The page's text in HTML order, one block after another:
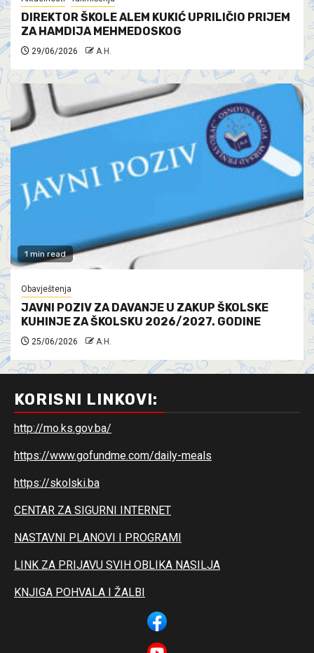
DIREKTOR ŠKOLE ALEM KUKIĆ UPRILIČIO PRIJEM
ZA HAMDIJA MEHMEDOSKOG
29/06/2026 A.H.
1 min read
Obavještenja
JAVNI POZIV ZA DAVANJE U ZAKUP ŠKOLSKE
KUHINJE ZA ŠKOLSKU 2026/2027. GODINE
25/06/2026 A.H.
KORISNI LINKOVI:
http://mo.ks.gov.ba/
https://www.gofundme.com/daily-meals
https://skolski.ba
CENTAR ZA SIGURNI INTERNET
NASTAVNI PLANOVI I PROGRAMI
LINK ZA PRIJAVU SVIH OBLIKA NASILJA
KNJIGA POHVALA I ŽALBI